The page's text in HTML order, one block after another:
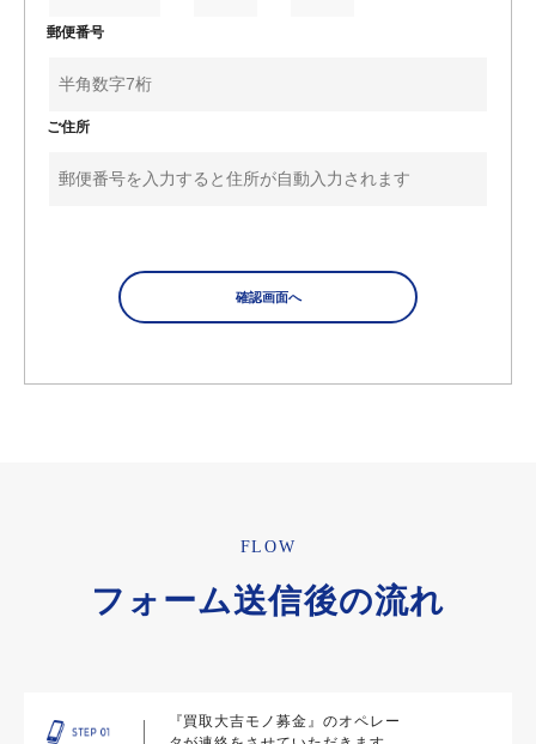
郵便番号
ご住所
FLOW
フォーム送信後の流れ
『買取大吉モノ募金』のオペレー